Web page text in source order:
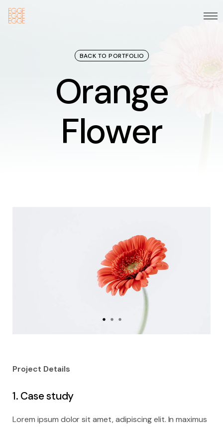
BACK TO PORTFOLIO
Orange
Flower
Project Details
1. Case study
Lorem ipsum dolor sit amet, adipiscing elit. In maximus